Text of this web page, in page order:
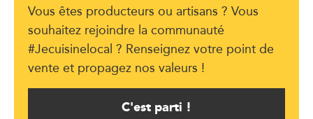
Vous êtes producteurs ou artisans ? Vous
souhaitez rejoindre la communauté
#Jecuisinelocal ? Renseignez votre point de
vente et propagez nos valeurs !
C'est parti !